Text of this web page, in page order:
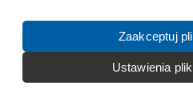
Zaakceptuj
Ustawienia